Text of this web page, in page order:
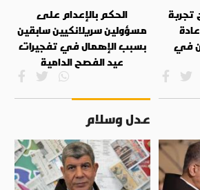
تجربة
في
الحكم بالإعدام على
مسؤولين سريلانكيين سابقين
بسبب الإهمال في تفجيرات
عيد الفصح الدامية
عدل وسلام